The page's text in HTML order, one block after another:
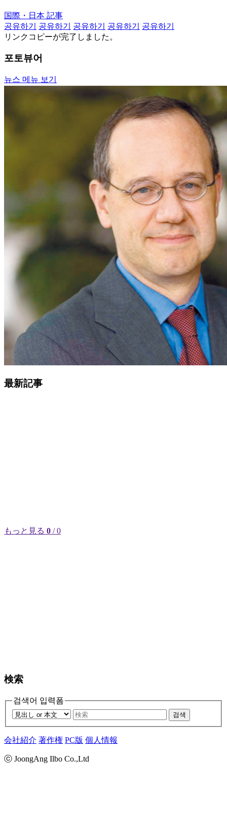
国際・日本 記事
공유하기
공유하기 공유하기 공유하기
공유하기
リンクコピーが完了しました。
포토뷰어
뉴스 메뉴 보기
最新記事
もっと見る 0 / 0
検索
검색어 입력폼
검색
会社紹介 著作権 PC版 個人情報
ⓒ JoongAng Ilbo Co.,Ltd